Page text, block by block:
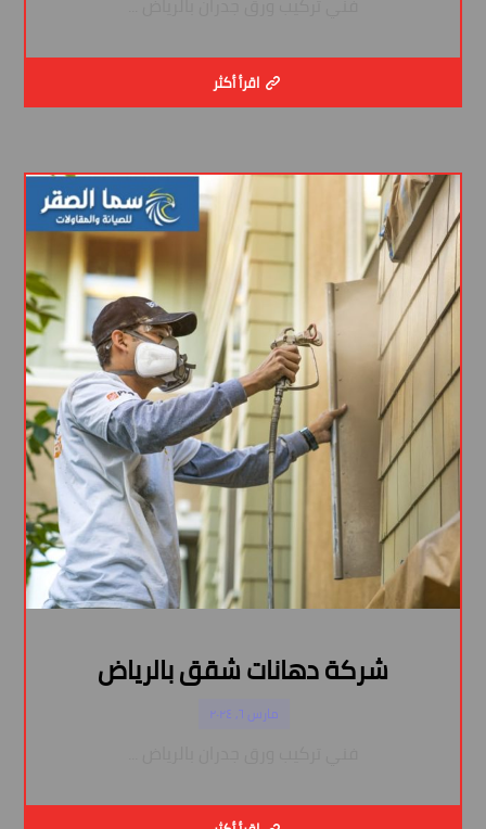
اقرأ أكثر
شركة دهانات شقق بالرياض
مارس ٦, ٢٠٢٤